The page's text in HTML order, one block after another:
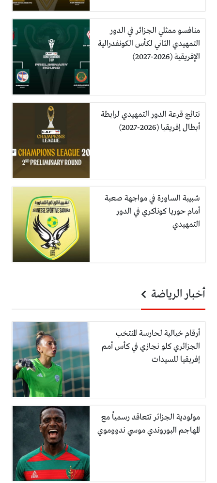
منافسو ممثلي الجزائر في الدور
التمهيدي الثاني لكأس الكونفدرالية
الإفريقية (2026-2027)
نتائج قرعة الدور التمهيدي لرابطة
أبطال إفريقيا (2026-2027)
شبيبة الساورة في مواجهة صعبة
أمام حوريا كوناكري في الدور
التمهيدي
أخبار الرياضة
أرقام خيالية لحارسة المنتخب
الجزائري كلو نجازي في كأس أمم
إفريقيا للسيدات
مولودية الجزائر تتعاقد رسمياً مع
المهاجم البوروندي موسي ندووموي